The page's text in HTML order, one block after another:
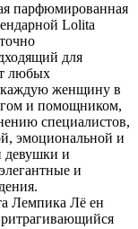
парфюмированная
Lolita
для
любых
каждую женщину в
и помощником,
специалистов,
эмоциональной и
девушки и
и
Лемпика Лё ен